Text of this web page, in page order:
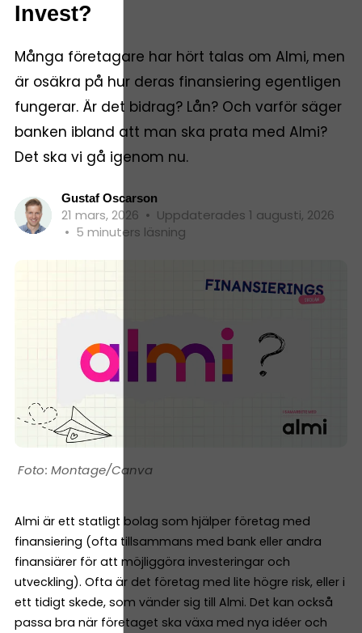
Invest?
Många företagare har hört talas om Almi, men
är osäkra på hur deras finansiering egentligen
fungerar. Är det bidrag? Lån? Och varför säger
banken ibland att man ska prata med Almi?
Det ska vi gå igenom nu.
Gustaf Oscarson
21 mars, 2026 • Uppdaterades 1 augusti, 2026
• 5 minuters läsning
Montage/Canva
Almi är ett statligt bolag som hjälper företag med
finansiering (ofta tillsammans med bank eller andra
finansiärer för att möjliggöra investeringar och
utveckling). Ofta är det företag med lite högre risk, eller i
ett tidigt skede, som vänder sig till Almi. Det kan också
passa bra när företaget ska växa med nya idéer och